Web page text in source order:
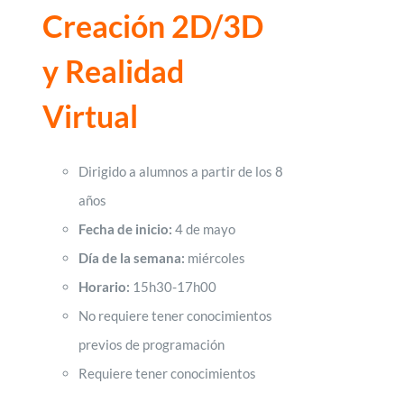
Creación 2D/3D
y Realidad
Virtual
Dirigido a alumnos a partir de los 8
años
Fecha de inicio: 4 de mayo
Día de la semana: miércoles
Horario: 15h30-17h00
No requiere tener conocimientos
previos de programación
Requiere tener conocimientos